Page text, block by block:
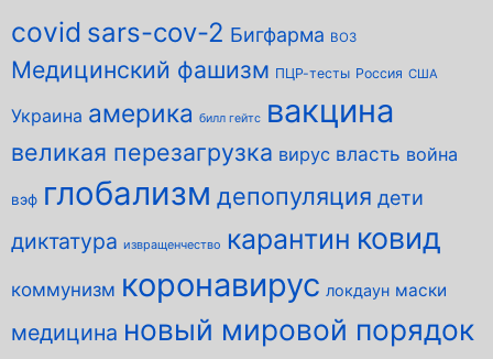
covid sars-cov-2 Бигфарма ВОЗ
Медицинский фашизм ПЦР-тесты Россия США
Украина америка билл гейтс вакцина
великая перезагрузка вирус власть война
вэф глобализм депопуляция дети
диктатура извращенчество карантин ковид
коммунизм коронавирус локдаун маски
медицина новый мировой порядок